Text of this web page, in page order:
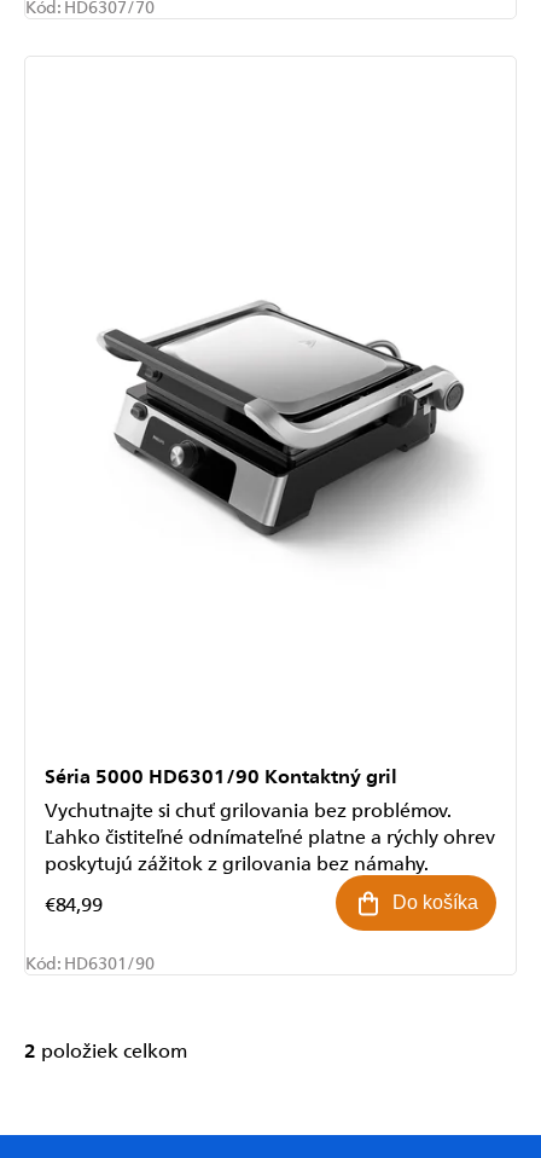
Kód: HD6307/70
Séria 5000 HD6301/90 Kontaktný gril
€84,99 Do košíka
Vychutnajte si chuť grilovania bez problémov.
Ľahko čistiteľné odnímateľné platne a rýchly ohrev
poskytujú zážitok z grilovania bez námahy.
Kód: HD6301/90
Ovládacie
2 položiek celkom